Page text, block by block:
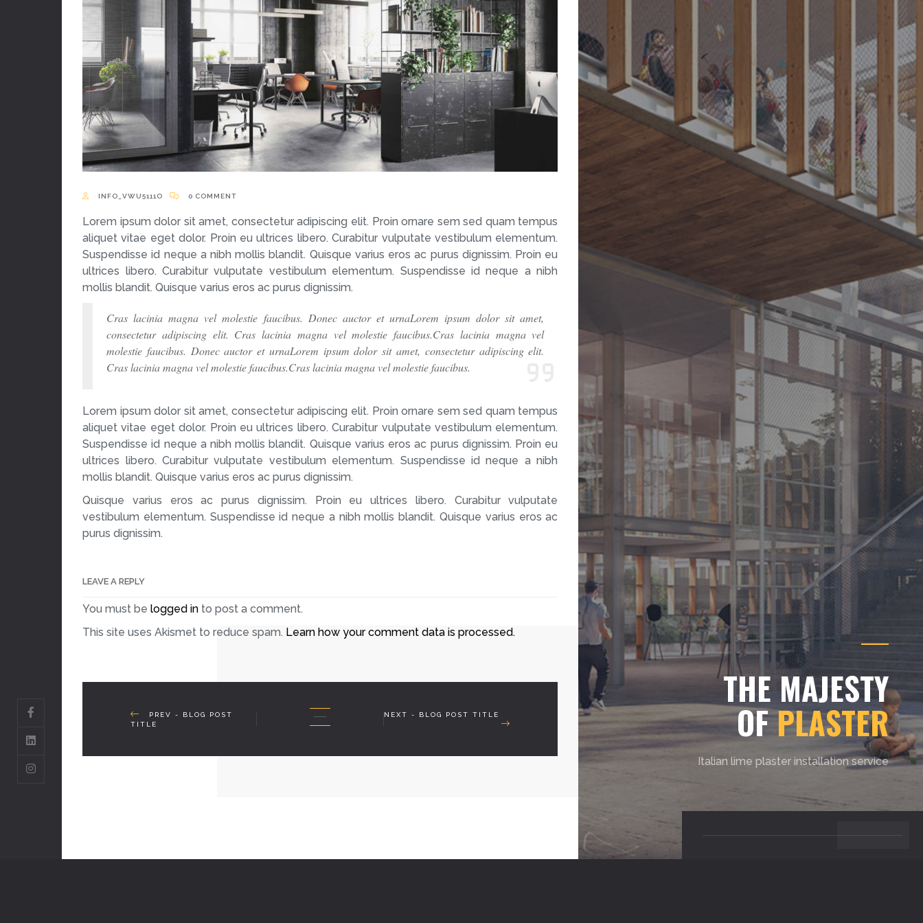
THE MAJESTY
OFPLASTER
Italian lime plaster installation service
INFO_VWU5111O 0 COMMENT
Lorem ipsum dolor sit amet, consectetur adipiscing elit. Proin ornare sem sed quam tempus
aliquet vitae eget dolor. Proin eu ultrices libero. Curabitur vulputate vestibulum elementum.
Suspendisse id neque a nibh mollis blandit. Quisque varius eros ac purus dignissim. Proin eu
ultrices libero. Curabitur vulputate vestibulum elementum. Suspendisse id neque a nibh
mollis blandit. Quisque varius eros ac purus dignissim.
Cras lacinia magna vel molestie faucibus. Donec auctor et urnaLorem ipsum dolor sit amet,
consectetur adipiscing elit. Cras lacinia magna vel molestie faucibus.Cras lacinia magna vel
molestie faucibus. Donec auctor et urnaLorem ipsum dolor sit amet, consectetur adipiscing elit.
Cras lacinia magna vel molestie faucibus.Cras lacinia magna vel molestie faucibus.
Lorem ipsum dolor sit amet, consectetur adipiscing elit. Proin ornare sem sed quam tempus
aliquet vitae eget dolor. Proin eu ultrices libero. Curabitur vulputate vestibulum elementum.
Suspendisse id neque a nibh mollis blandit. Quisque varius eros ac purus dignissim. Proin eu
ultrices libero. Curabitur vulputate vestibulum elementum. Suspendisse id neque a nibh
mollis blandit. Quisque varius eros ac purus dignissim.
Quisque varius eros ac purus dignissim. Proin eu ultrices libero. Curabitur vulputate
vestibulum elementum. Suspendisse id neque a nibh mollis blandit. Quisque varius eros ac
purus dignissim.
LEAVE A REPLY
You must belogged in to post a comment.
This site uses Akismet to reduce spam. Learn how your comment data is processed.
PREV - BLOG POST
TITLE
NEXT - BLOG POST TITLE